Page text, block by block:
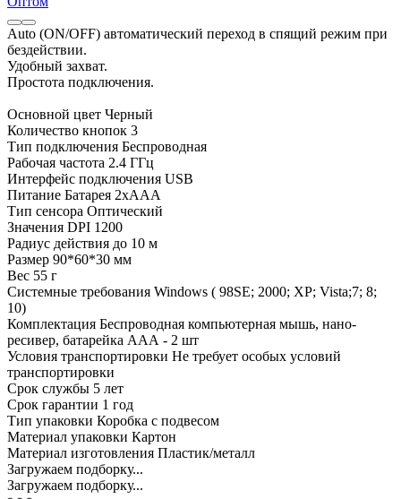
Auto (ON/OFF) автоматический переход в спящий режим при
бездействии.
Удобный захват.
Простота подключения.
Основной цвет Черный
Количество кнопок 3
Тип подключения Беспроводная
Рабочая частота 2.4 ГГц
Интерфейс подключения USB
Питание Батарея 2хААA
Тип сенсора Оптический
Значения DPI 1200
Радиус действия до 10 м
Размер 90*60*30 мм
Вес 55 г
Системные требования Windows ( 98SE; 2000; XP; Vista;7; 8;
10)
Комплектация Беспроводная компьютерная мышь, нано-
ресивер, батарейка ААА - 2 шт
Условия транспортировки Не требует особых условий
транспортировки
Срок службы 5 лет
Срок гарантии 1 год
Тип упаковки Коробка с подвесом
Материал упаковки Картон
Материал изготовления Пластик/металл
Загружаем подборку...
Загружаем подборку...